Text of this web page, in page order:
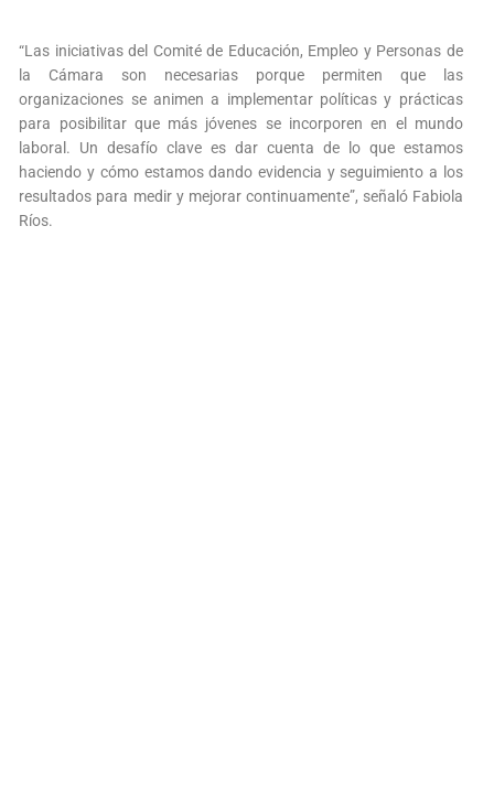
“Las iniciativas del Comité de Educación, Empleo y Personas de
la Cámara son necesarias porque permiten que las
organizaciones se animen a implementar políticas y prácticas
para posibilitar que más jóvenes se incorporen en el mundo
laboral. Un desafío clave es dar cuenta de lo que estamos
haciendo y cómo estamos dando evidencia y seguimiento a los
resultados para medir y mejorar continuamente”, señaló Fabiola
Ríos.